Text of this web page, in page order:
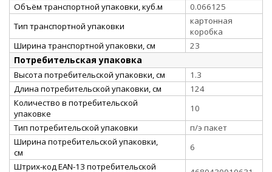
Объём транспортной упаковки, куб.м
0.066125
Тип транспортной упаковки
картонная
коробка
Ширина транспортной упаковки, см
23
Потребительская упаковка
Высота потребительской упаковки, см
1.3
Длина потребительской упаковки, см
124
Количество в потребительской
упаковке
10
Тип потребительской упаковки
п/э пакет
Ширина потребительской упаковки,
см
6
Штрих-код EAN-13 потребительской